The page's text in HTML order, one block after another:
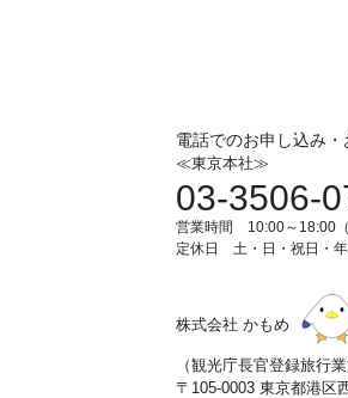
電話でのお申し込み
≪東京本社≫
03-3506-
営業時間 10:00～18:00（
定休日 土・日・祝日・
株式会社 かもめ
（観光庁長官登録旅行業
〒105-0003 東京都港区